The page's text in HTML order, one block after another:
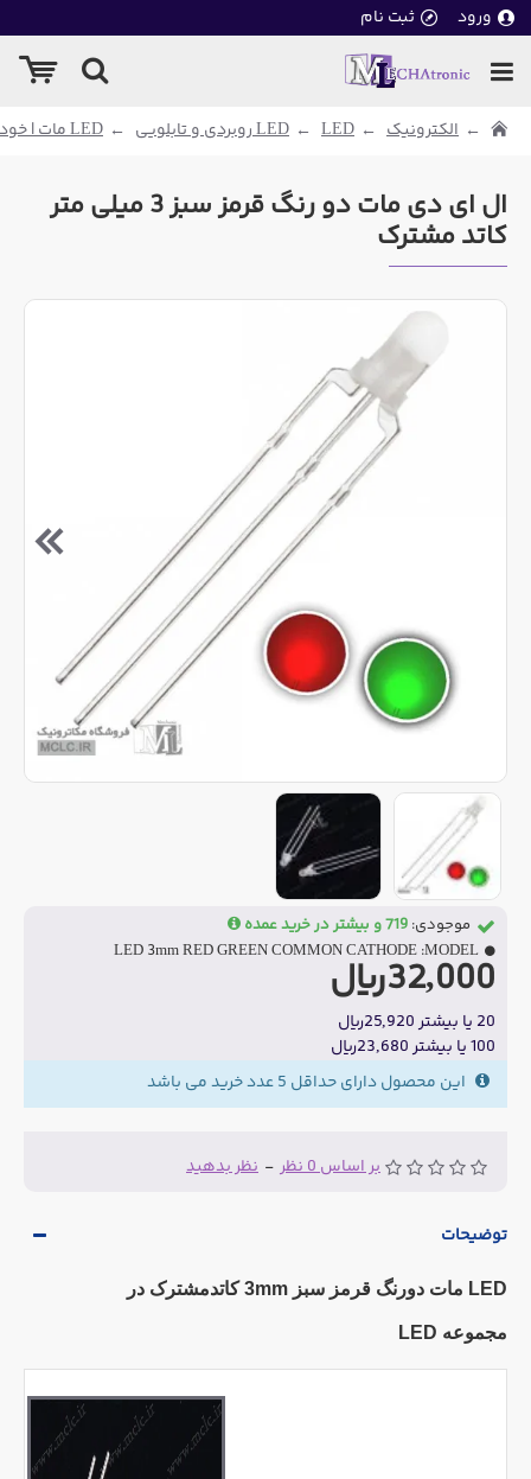
ورود ثبت نام
الکترونیک LED LED روبردی و تابلویی LED مات | خود رنگ
ال ای دی مات دو رنگ قرمز سبز 3 میلی متر
کاتد مشترک
بر اساس 0 نظر - نظر بدهید
32,000ریال
20 یا بیشتر 25,920ریال
100 یا بیشتر 23,680ریال
موجودی: 719 و بیشتر در خرید عمده
MODEL:
LED 3mm RED GREEN COMMON CATHODE
این محصول دارای حداقل 5 عدد خرید می باشد
توضیحات
LED مات دورنگ قرمز سبز 3mm کاتدمشترک در
مجموعه LED